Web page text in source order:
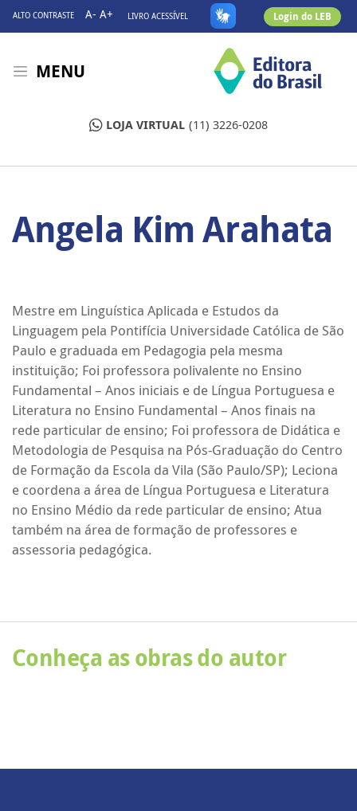
ALTO CONTRASTE A- A+ LIVRO ACESSÍVEL Login do LEB
MENU
LOJA VIRTUAL (11) 3226-0208
Angela Kim Arahata
Mestre em Linguística Aplicada e Estudos da
Linguagem pela Pontifícia Universidade Católica de São
Paulo e graduada em Pedagogia pela mesma
instituição; Foi professora polivalente no Ensino
Fundamental – Anos iniciais e de Língua Portuguesa e
Literatura no Ensino Fundamental – Anos finais na
rede particular de ensino; Foi professora de Didática e
Metodologia de Pesquisa na Pós-Graduação do Centro
de Formação da Escola da Vila (São Paulo/SP); Leciona
e coordena a área de Língua Portuguesa e Literatura
no Ensino Médio da rede particular de ensino; Atua
também na área de formação de professores e
assessoria pedagógica.
Conheça as obras do autor